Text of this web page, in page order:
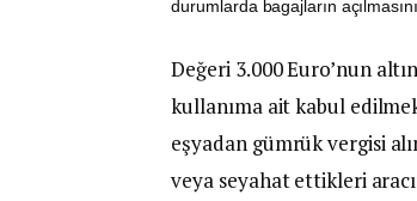
durumlarda bagajların
Değeri 3.000 Euro’nun
kullanıma ait kabul
eşyadan gümrük vergisi
veya seyahat ettikleri